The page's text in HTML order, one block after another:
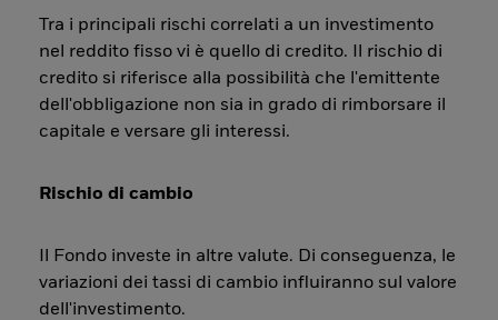
Tra i principali rischi correlati a un investimento
nel reddito fisso vi è quello di credito. Il rischio di
credito si riferisce alla possibilità che l'emittente
dell'obbligazione non sia in grado di rimborsare il
capitale e versare gli interessi.
Rischio di cambio
Il Fondo investe in altre valute. Di conseguenza, le
variazioni dei tassi di cambio influiranno sul valore
dell'investimento.